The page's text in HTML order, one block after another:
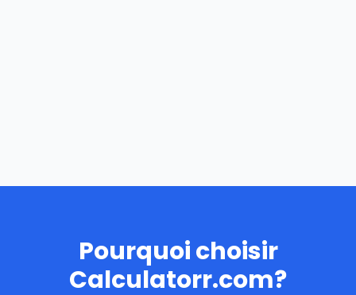
Pourquoi choisir
Calculatorr.com?